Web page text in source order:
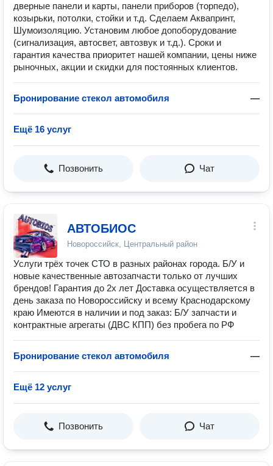
дверные панели и карты, панели приборов (торпедо),
козырьки, потолки, стойки и т.д. Сделаем Аквапринт,
Шумоизоляцию. Установим любое допоборудование
(сигнализация, автосвет, автозвук и т.д.). Сроки и
гарантия качества приоритет нашей компании, цены ниже
рыночных, акции и скидки для постоянных клиентов.
Бронирование стекол автомобиля —
Ещё 16 услуг
Позвонить Чат
АВТОБИОС
Новороссийск, Центральный район
Услуги трёх точек СТО в разных районах города. Б/У и
новые качественные автозапчасти только от лучших
брендов! Гарантия до 2х лет Доставка осуществляется в
день заказа по Новороссийску и всему Краснодарскому
краю Имеются в наличии и под заказ: Б/У запчасти и
контрактные агрегаты (ДВС КПП) без пробега по РФ
Бронирование стекол автомобиля —
Ещё 12 услуг
Позвонить Чат